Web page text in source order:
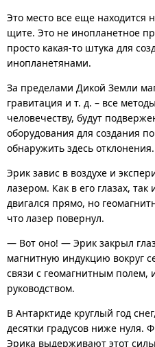
Это место все еще находится
щите. Это не инопланетное
просто какая-то штука для
инопланетянами.
За пределами Дикой Земли
гравитация и т. д. – все
человечеству, будут
оборудования для создания
обнаружить здесь отклонения.
Эрик завис в воздухе и
лазером. Как в его глазах,
двигался прямо, но
что лазер повернул.
— Вот оно! — Эрик закрыл
магнитную индукцию вокруг
связи с геомагнитным полем,
руководством.
В Антарктиде круглый год
десятки градусов ниже нуля.
Эрика выдерживают этот